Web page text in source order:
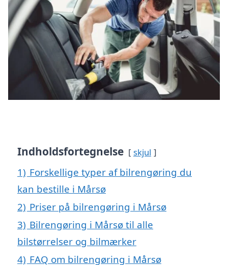
Indholdsfortegnelse skjul
1) Forskellige typer af bilrengøring du
kan bestille i Mårsø
2) Priser på bilrengøring i Mårsø
3) Bilrengøring i Mårsø til alle
bilstørrelser og bilmærker
4) FAQ om bilrengøring i Mårsø